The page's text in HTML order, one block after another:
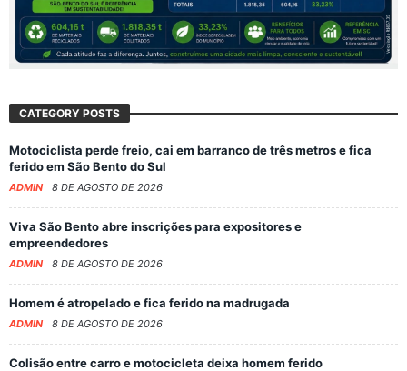
CATEGORY POSTS
Motociclista perde freio, cai em barranco de três metros e fica
ferido em São Bento do Sul
ADMIN 8 DE AGOSTO DE 2026
Viva São Bento abre inscrições para expositores e
empreendedores
ADMIN 8 DE AGOSTO DE 2026
Homem é atropelado e fica ferido na madrugada
ADMIN 8 DE AGOSTO DE 2026
Colisão entre carro e motocicleta deixa homem ferido